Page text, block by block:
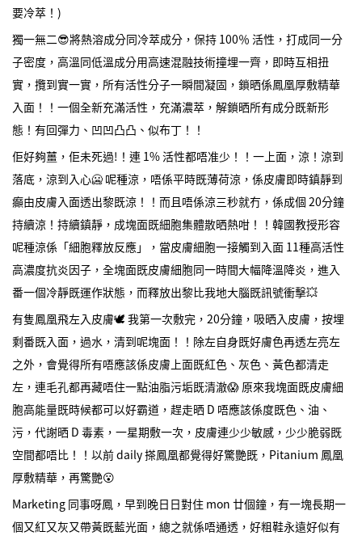
要冷萃！)
獨一無二😎將熱溶成分同冷萃成分，保持 100％ 活性，打成同一分
子密度，高溫同低溫成分用高速混融技術撞埋一齊，即時互相扭
實，攬到實一實，所有活性分子一瞬間凝固，鎖晒係鳳凰厚敷精華
入面！！一個全新充滿活性，充滿濃萃，解鎖晒所有成分既新形
態！有回彈力、凹凹凸凸、似布丁！！
佢好夠薑，佢未死過!！連 1% 活性都唔准少！！一上面，涼！涼到
落底，涼到入心🥶 呢種涼，唔係平時既薄荷涼，係皮膚即時鎮靜到
癲由皮膚入面透出黎既涼！！而且唔係涼三秒就冇，係成個 20分鐘
持續涼！持續鎮靜，成塊面既細胞集體散晒熱咁！！韓國教授形容
呢種涼係「細胞釋放反應」，當皮膚細胞一接觸到入面 11種高活性
高濃度抗炎因子，全塊面既皮膚細胞同一時間大幅降溫降炎，進入
番一個冷靜既運作狀態，而釋放出黎比我地大腦既訊號衝擊💥
有隻鳳凰飛左入皮膚🕊️ 我第一次敷完，20分鐘，吸晒入皮膚，按埋
剩番既入面，過水，清到呢塊面！！除左自身既好膚色再透左亮左
之外，會覺得所有唔應該係皮膚上面既紅色、灰色、黃色都清走
左，連毛孔都再藏唔住一點油脂污垢既清澈😱 原來我塊面既皮膚細
胞高能量既時候都可以好霸道，趕走晒 D 唔應該係度既色、油、
污，代謝晒 D 毒素，一星期敷一次，皮膚連少少敏感，少少脆弱既
空間都唔比！！以前 daily 搽鳳凰都覺得好驚艷既，Pitanium 鳳凰
厚敷精華，再驚艷😮
Marketing 同事呀鳳，早到晚日日對住 mon 廿個鐘，有一塊長期一
個又紅又灰又帶黃既藍光面，總之就係唔通透，好粗鞋永遠好似有